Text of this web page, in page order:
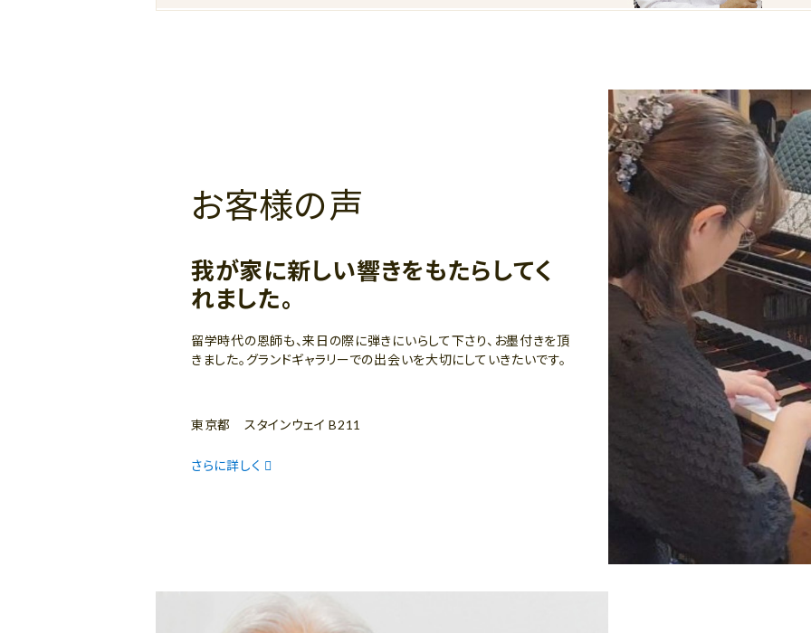
お客様の声
我が家に新しい響きをもたらしてく
れました。
留学時代の恩師も、来日の際に弾きにいらして下さり、お墨付きを頂
きました。グランドギャラリーでの出会いを大切にしていきたいです。
東京都 スタインウェイ B211
さらに詳しく